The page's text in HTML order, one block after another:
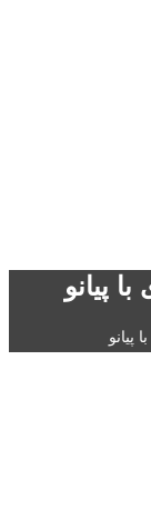
پیانو